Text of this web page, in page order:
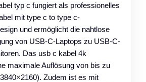
typ c fungiert als professionelles
mit type c to type c-
und ermöglicht die nahtlose
von USB-C-Laptops zu USB-C-
Das usb c kabel 4k
maximale Auflösung von bis zu
Zudem ist es mit